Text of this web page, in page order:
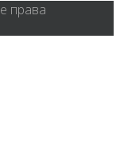
права